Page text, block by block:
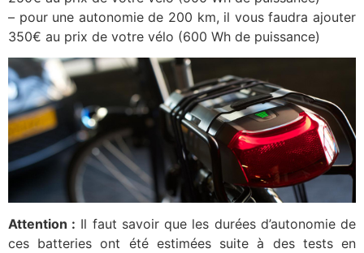
– pour une autonomie de 200 km, il vous faudra ajouter
350€ au prix de votre vélo (600 Wh de puissance)
Attention : Il faut savoir que les durées d’autonomie de
ces batteries ont été estimées suite à des tests en